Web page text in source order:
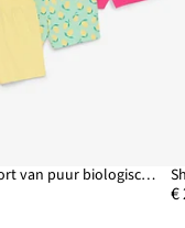
Jersey short van puur biologisch katoen (set van 3)
€